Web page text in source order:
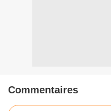
Commentaires